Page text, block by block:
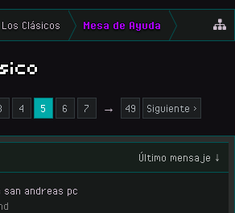
Los Clásicos Mesa de Ayuda
4 5 6 7 → 49 Siguiente >
Último mensaje ↓
san andreas pc